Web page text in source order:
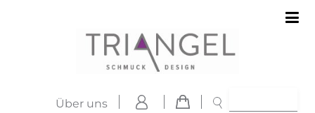
Über uns